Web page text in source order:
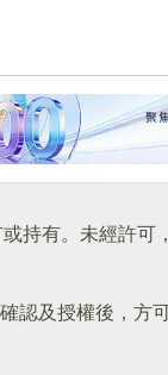
持有。未經許可
認及授權後，方